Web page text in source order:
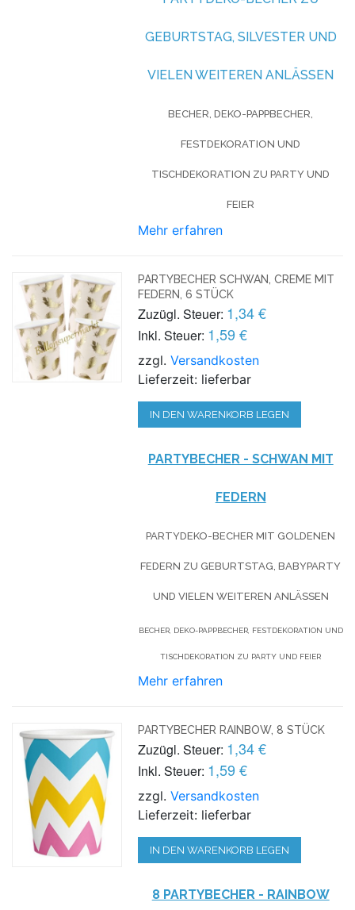
GEBURTSTAG, SILVESTER UND
VIELEN WEITEREN ANLÄSSEN
BECHER, DEKO-PAPPBECHER,
FESTDEKORATION UND
TISCHDEKORATION ZU PARTY UND
FEIER
Mehr erfahren
PARTYBECHER SCHWAN, CREME MIT
FEDERN, 6 STÜCK
Zuzügl. Steuer: 1,34 €
Inkl. Steuer: 1,59 €
zzgl.Versandkosten
Lieferzeit: lieferbar
IN DEN WARENKORB LEGEN
PARTYBECHER - SCHWAN MIT
FEDERN
PARTYDEKO-BECHER MIT GOLDENEN
FEDERN ZU GEBURTSTAG, BABYPARTY
UND VIELEN WEITEREN ANLÄSSEN
BECHER, DEKO-PAPPBECHER, FESTDEKORATION UND
TISCHDEKORATION ZU PARTY UND FEIER
Mehr erfahren
PARTYBECHER RAINBOW, 8 STÜCK
Zuzügl. Steuer: 1,34 €
Inkl. Steuer: 1,59 €
zzgl.Versandkosten
Lieferzeit: lieferbar
IN DEN WARENKORB LEGEN
8 PARTYBECHER - RAINBOW